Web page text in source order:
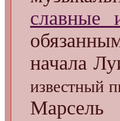
славные
начала
известный